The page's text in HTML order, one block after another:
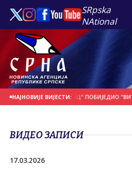
SRpska
NAtional
НАЈНОВИЈЕ ВИЈЕСТИ:
ДАН "БОРАЦ" ПОБИЈЕДИО
ВИДЕО ЗАПИСИ
17.03.2026